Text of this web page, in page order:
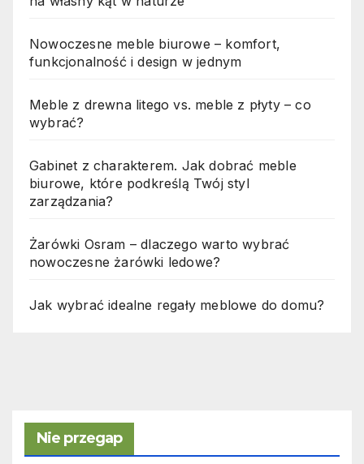
Nowoczesne meble biurowe – komfort,
funkcjonalność i design w jednym
Meble z drewna litego vs. meble z płyty – co
wybrać?
Gabinet z charakterem. Jak dobrać meble
biurowe, które podkreślą Twój styl
zarządzania?
Żarówki Osram – dlaczego warto wybrać
nowoczesne żarówki ledowe?
Jak wybrać idealne regały meblowe do domu?
Nie przegap